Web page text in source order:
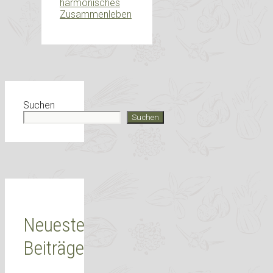
harmonisches
Zusammenleben
Suchen
Suchen
Neueste
Beiträge